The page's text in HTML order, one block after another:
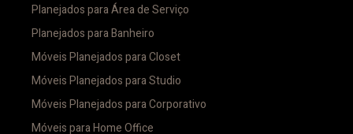
Planejados para Área de Serviço
Planejados para Banheiro
Móveis Planejados para Closet
Móveis Planejados para Studio
Móveis Planejados para Corporativo
Móveis para Home Office